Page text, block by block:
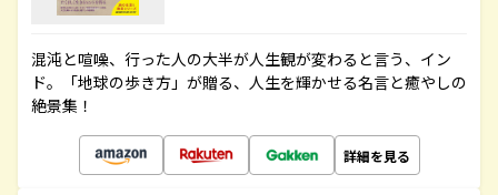
混沌と喧噪、行った人の大半が人生観が変わると言う、イン
ド。「地球の歩き方」が贈る、人生を輝かせる名言と癒やしの
絶景集！
詳細を見る